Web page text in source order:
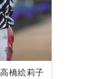
橋絵莉子